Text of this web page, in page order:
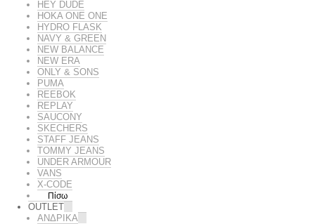
HEY DUDE
HOKA ONE ONE
HYDRO FLASK
NAVY & GREEN
NEW BALANCE
NEW ERA
ONLY & SONS
PUMA
REEBOK
REPLAY
SAUCONY
SKECHERS
STAFF JEANS
TOMMY JEANS
UNDER ARMOUR
VANS
X-CODE
Πίσω
OUTLET
ΑΝΔΡΙΚΑ